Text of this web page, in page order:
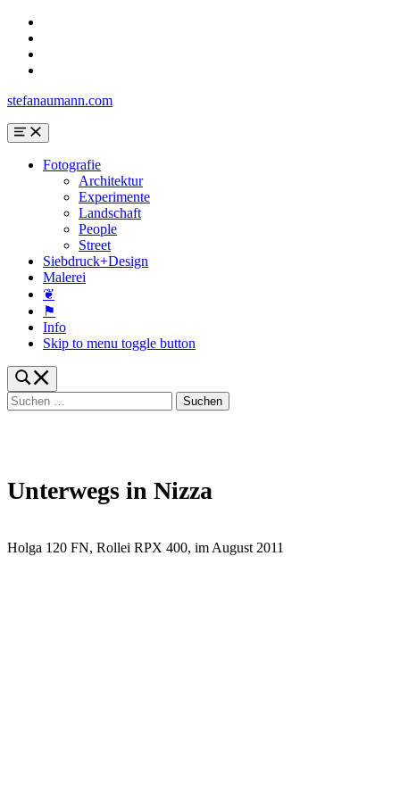
form
footer
stefanaumann.com
Menu
Fotografie
Architektur
Experimente
Landschaft
People
Street
Siebdruck+Design
Malerei
❦
⚑
Info
Skip to menu toggle button
search
form
modal
Suchen
nach:
Unterwegs in Nizza
Holga 120 FN, Rollei RPX 400, im August 2011